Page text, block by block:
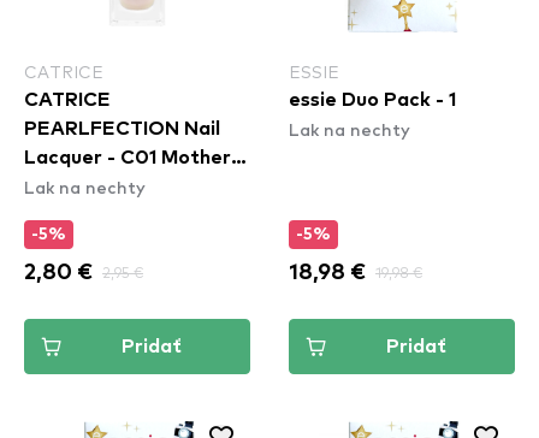
CATRICE
CATRICE
PEARLFECTION Nail
Lacquer - C01 Mother
of Pearlfection
Lak na nechty
-5%
2,80 € 2,95 €
Pridať
ESSIE
essie Duo Pack - 1
Lak na nechty
-5%
18,98 € 19,98 €
Pridať